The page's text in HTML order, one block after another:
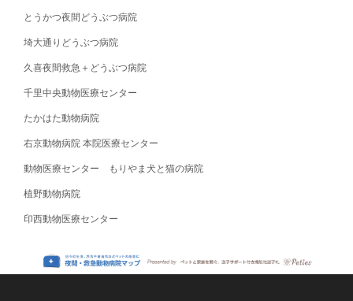
とうかつ夜間どうぶつ病院
埼大通りどうぶつ病院
久喜夜間救急＋どうぶつ病院
千里中央動物医療センター
たかはた動物病院
右京動物病院 本院医療センター
動物医療センター もりやま犬と猫の病院
植野動物病院
印西動物医療センター